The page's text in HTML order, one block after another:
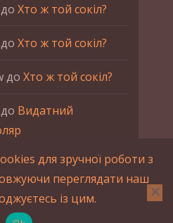
до Хто ж той сокіл?
до Хто ж той сокіл?
до Хто ж той сокіл?
до Видатний
Петро Франко
Всі права застережено.
сайта обов'язкове
для зручної роботи з
переглядати наш
із цим.